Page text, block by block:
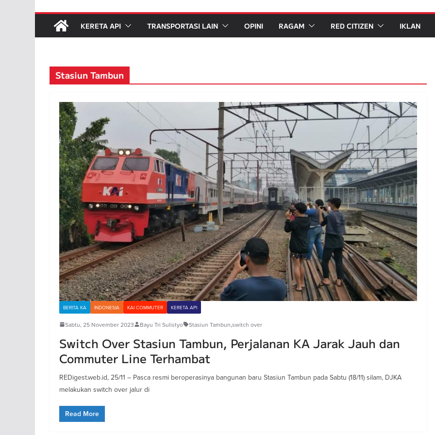
KERETA API TRANSPORTASI LAIN OPINI RAGAM RED CITIZEN IKLAN
Stasiun Tambun
BERITA KA INDONESIA KAI COMMUTER KERETA API
Sabtu, 25 November 2023 Bayu Tri Sulistyo Stasiun Tambun,switch over
Switch Over Stasiun Tambun, Perjalanan KA Jarak Jauh dan
Commuter Line Terhambat
REDigest.web.id, 25/11 – Pasca resmi beroperasinya bangunan baru Stasiun Tambun pada Sabtu (18/11) silam, DJKA
melakukan switch over jalur di
Read More